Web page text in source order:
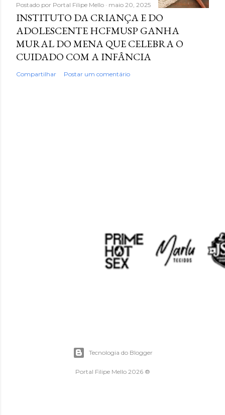
Postado por Portal Filipe Mello maio 20, 2025
INSTITUTO DA CRIANÇA E DO
ADOLESCENTE HCFMUSP GANHA
MURAL DO MENA QUE CELEBRA O
CUIDADO COM A INFÂNCIA
Compartilhar Postar um comentário
Tecnologia do Blogger
Portal Filipe Mello 2026 ®